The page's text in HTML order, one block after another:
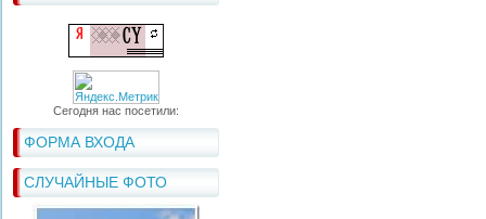
Сегодня нас посетили:
ФОРМА ВХОДА
СЛУЧАЙНЫЕ ФОТО